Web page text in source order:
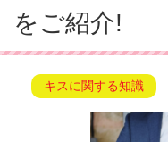
をご紹介!
キスに関する知識